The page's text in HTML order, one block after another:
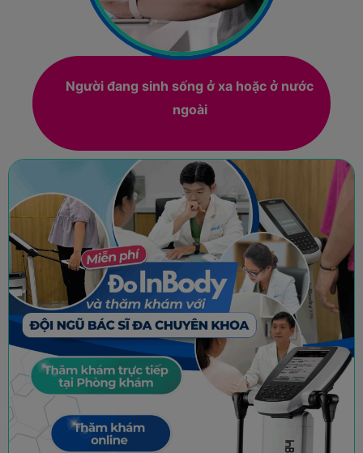
Người đang sinh sống ở xa hoặc ở nước
ngoài